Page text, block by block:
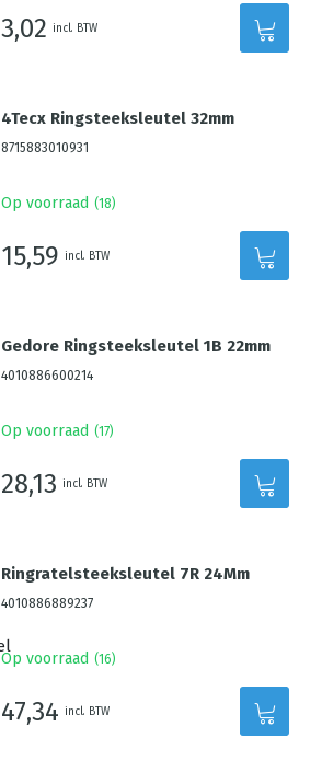
3,02 incl. BTW
4Tecx Ringsteeksleutel 32mm
8715883010931
Op voorraad (18)
15,59 incl. BTW
Gedore Ringsteeksleutel 1B 22mm
4010886600214
Op voorraad (17)
28,13 incl. BTW
Ringratelsteeksleutel 7R 24Mm
4010886889237
Op voorraad (16)
47,34 incl. BTW